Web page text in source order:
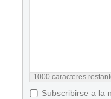
1000 caracteres
Subscribirse a la